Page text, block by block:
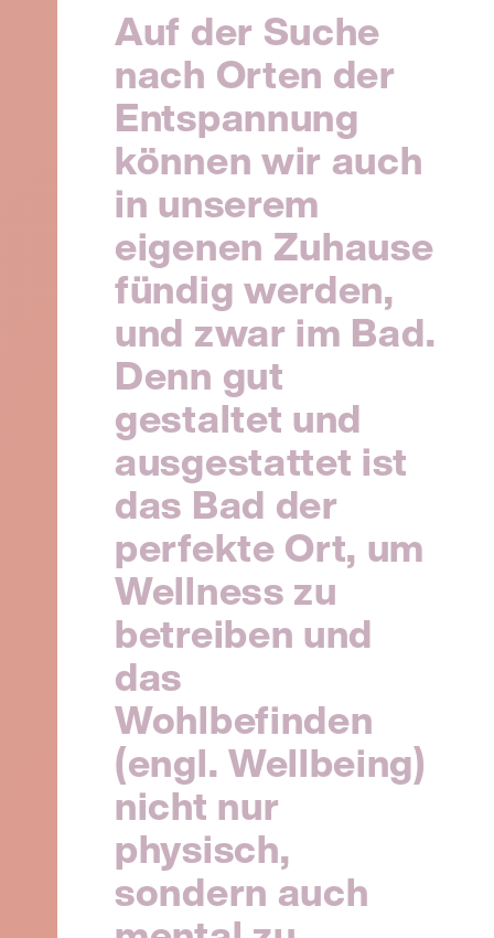
Auf der Suche
nach Orten der
Entspannung
können wir auch
in unserem
eigenen Zuhause
fündig werden,
und zwar im Bad.
Denn gut
gestaltet und
ausgestattet ist
das Bad der
perfekte Ort, um
Wellness zu
betreiben und
das
Wohlbefinden
(engl. Wellbeing)
nicht nur
physisch,
sondern auch